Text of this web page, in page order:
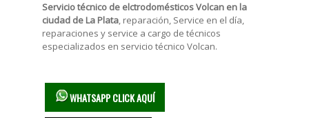
Servicio técnico de elctrodomésticos Volcan en la
ciudad de La Plata, reparación, Service en el día,
reparaciones y service a cargo de técnicos
especializados en servicio técnico Volcan.
WHATSAPP CLICK AQUÍ